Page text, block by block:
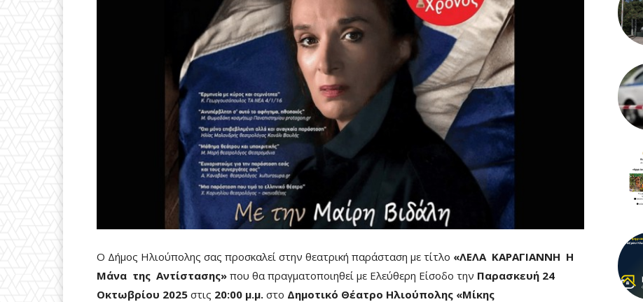
Ο Δήμος Ηλιούπολης σας προσκαλεί στην θεατρική παράσταση με τίτλο «ΛΕΛΑ ΚΑΡΑΓΙΑΝΝΗ Η
Μάνα της Αντίστασης» που θα πραγματοποιηθεί με Ελεύθερη Είσοδο την Παρασκευή 24
Οκτωβρίου 2025 στις 20:00 μ.μ. στο Δημοτικό Θέατρο Ηλιούπολης «Μίκης